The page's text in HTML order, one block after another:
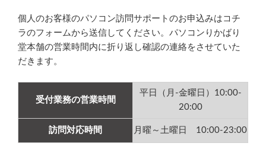
個人のお客様のパソコン訪問サポートのお申込みはコチ
ラのフォームから送信してください。パソコンりかばり
堂本舗の営業時間内に折り返し確認の連絡をさせていた
だきます。
受付業務の営業時間
平日（月-金曜日）10:00-
20:00
訪問対応時間 月曜～土曜日 10:00-23:00